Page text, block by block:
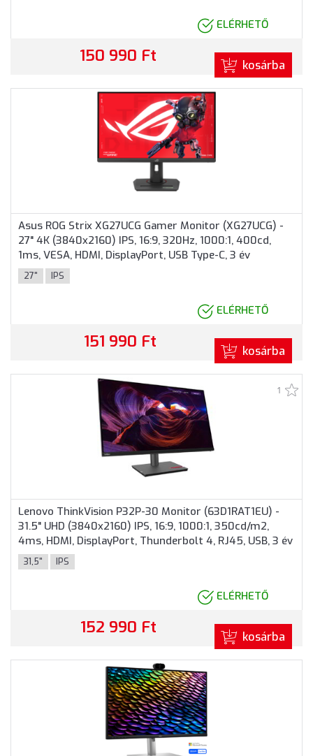
ELÉRHETŐ
150 990 Ft kosárba
Asus ROG Strix XG27UCG Gamer Monitor (XG27UCG) -
27" 4K (3840x2160) IPS, 16:9, 320Hz, 1000:1, 400cd,
1ms, VESA, HDMI, DisplayPort, USB Type-C, 3 év
garancia, Fekete színben
27" IPS
ELÉRHETŐ
151 990 Ft kosárba
1
Lenovo ThinkVision P32P-30 Monitor (63D1RAT1EU) -
31.5" UHD (3840x2160) IPS, 16:9, 1000:1, 350cd/m2,
4ms, HDMI, DisplayPort, Thunderbolt 4, RJ45, USB, 3 év
garancia, Fekete színben
31,5" IPS
ELÉRHETŐ
152 990 Ft kosárba